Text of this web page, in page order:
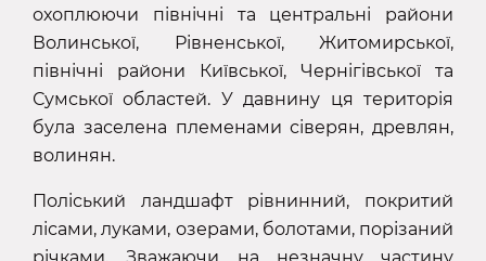
охоплюючи північні та центральні райони
Волинської, Рівненської, Житомирської,
північні райони Київської, Чернігівської та
Сумської областей. У давнину ця територія
була заселена племенами сіверян, древлян,
волинян.
Поліський ландшафт рівнинний, покритий
лісами, луками, озерами, болотами, порізаний